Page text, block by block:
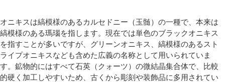
オニキスは縞模様のあるカルセドニー（玉髄）の一種で、本来は
縞模様のある瑪瑙を指します。現在では単色のブラックオニキス
を指すことが多いですが、グリーンオニキス、縞模様のあるスト
ライプオニキスなども含めた広義の名称として用いられていま
す。鉱物的にはすべて石英（クォーツ）の微結晶集合体で、比較
的硬く加工しやすいため、古くから彫刻や装飾品に多用されてい